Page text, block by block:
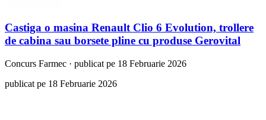
Castiga o masina Renault Clio 6 Evolution, trollere
de cabina sau borsete pline cu produse Gerovital
Concurs Farmec · publicat pe 18 Februarie 2026
publicat pe 18 Februarie 2026